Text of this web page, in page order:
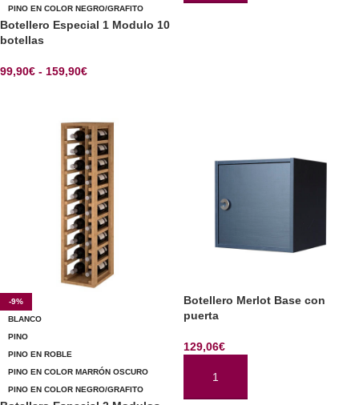
PINO EN COLOR NEGRO/GRAFITO
Botellero Especial 1 Modulo 10
botellas
99,90€ - 159,90€
-9%
BLANCO
PINO
PINO EN ROBLE
PINO EN COLOR MARRÓN OSCURO
PINO EN COLOR NEGRO/GRAFITO
Botellero Merlot Base con
puerta
129,06€
AÑADIR AL CARRITO